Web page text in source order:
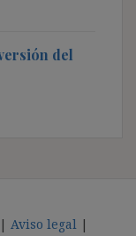
del
Aviso legal |